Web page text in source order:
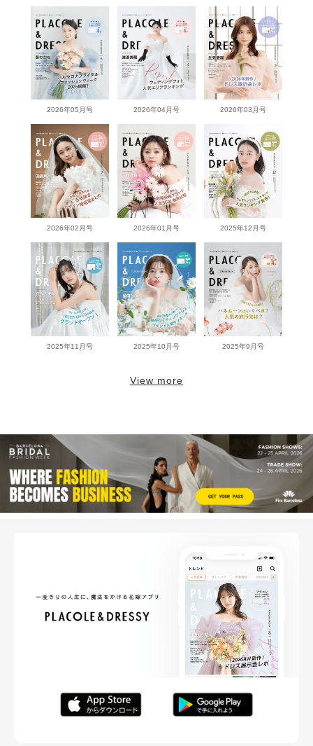
2026年05月号 2026年04月号 2026年03月号
2026年02月号 2026年01月号 2025年12月号
2025年11月号 2025年10月号 2025年9月号
View more